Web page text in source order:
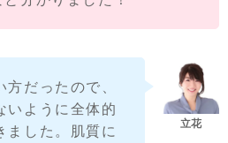
だったので、
いように全体的
ました。肌質に